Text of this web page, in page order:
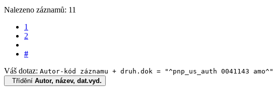
Nalezeno záznamů: 11
1
2
#
Váš dotaz: Autor-kód záznamu + druh.dok = "^pnp_us_auth 0041143 amo^"
Třídění Autor, název, dat.vyd.